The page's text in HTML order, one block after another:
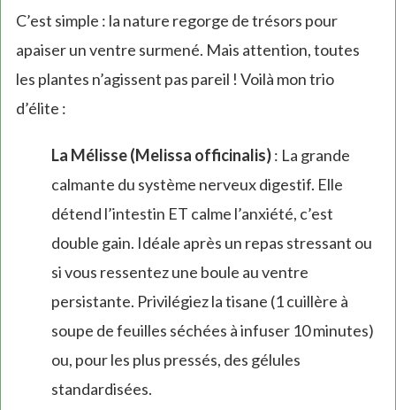
C’est simple : la nature regorge de trésors pour
apaiser un ventre surmené. Mais attention, toutes
les plantes n’agissent pas pareil ! Voilà mon trio
d’élite :
La Mélisse (Melissa officinalis): La grande
calmante du système nerveux digestif. Elle
détend l’intestin ET calme l’anxiété, c’est
double gain. Idéale après un repas stressant ou
si vous ressentez une boule au ventre
persistante. Privilégiez la tisane (1 cuillère à
soupe de feuilles séchées à infuser 10 minutes)
ou, pour les plus pressés, des gélules
standardisées.